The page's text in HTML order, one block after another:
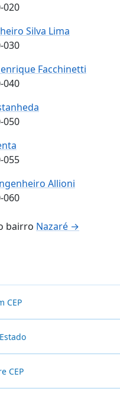
020
Silva Lima
030
Facchinetti
040
050
055
Allioni
060
bairro Nazaré →
CEP
CEP